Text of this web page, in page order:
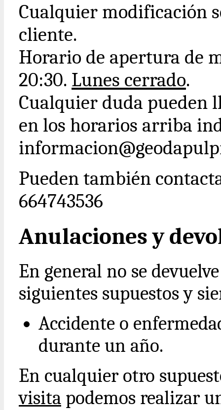
Cualquier modificación
cliente.
Horario de apertura de
20:30. Lunes cerrado.
Cualquier duda pueden
en los horarios arriba
Pueden también
664743536
Anulaciones y
En general no se
siguientes supuestos y
Accidente o
durante un año.
En cualquier otro
visita podemos realizar